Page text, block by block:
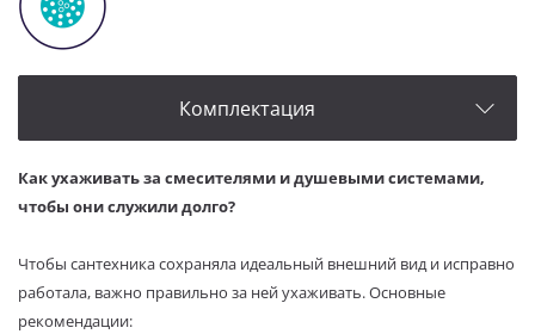
Комплектация
Как ухаживать за смесителями и душевыми системами,
чтобы они служили долго?
Чтобы сантехника сохраняла идеальный внешний вид и исправно
работала, важно правильно за ней ухаживать. Основные
рекомендации: